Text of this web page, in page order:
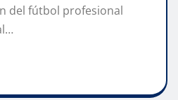
del fútbol profesional